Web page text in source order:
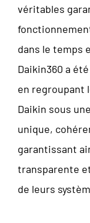
véritables
dans le temps
Daikin360 a
en regroupant
Daikin sous
unique,
garantissant
transparente
de leurs